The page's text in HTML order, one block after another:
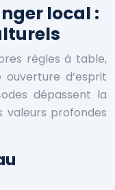
local :
règles à table,
d’esprit
dépassent la
valeurs profondes